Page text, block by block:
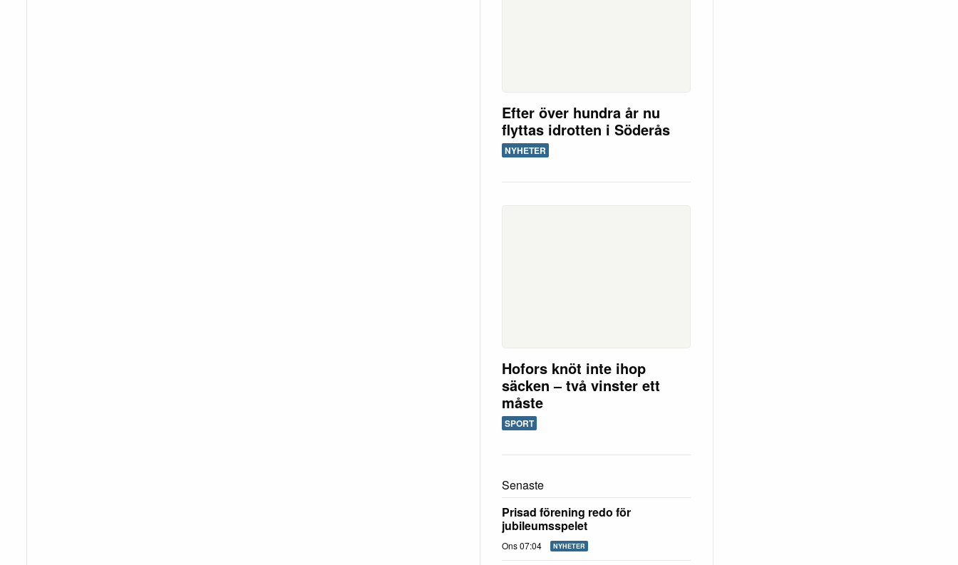
Efter över hundra år nu
flyttas idrotten i Söderås
NYHETER
Hofors knöt inte ihop
säcken – två vinster ett
måste
SPORT
Senaste
Prisad förening redo för
jubileumsspelet
Ons 07:04 NYHETER